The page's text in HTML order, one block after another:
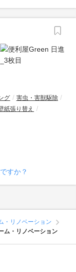
グ
害虫・害獣駆除
紙張り替え
すか？
・リノベーション
ム・リノベーション